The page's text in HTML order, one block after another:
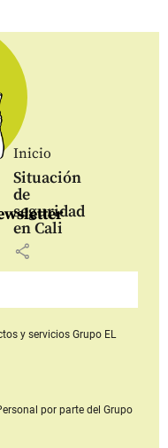
Inicio
Situación
de
seguridad
en Cali
share
y serviciosGrupo EL
por parte del Grupo